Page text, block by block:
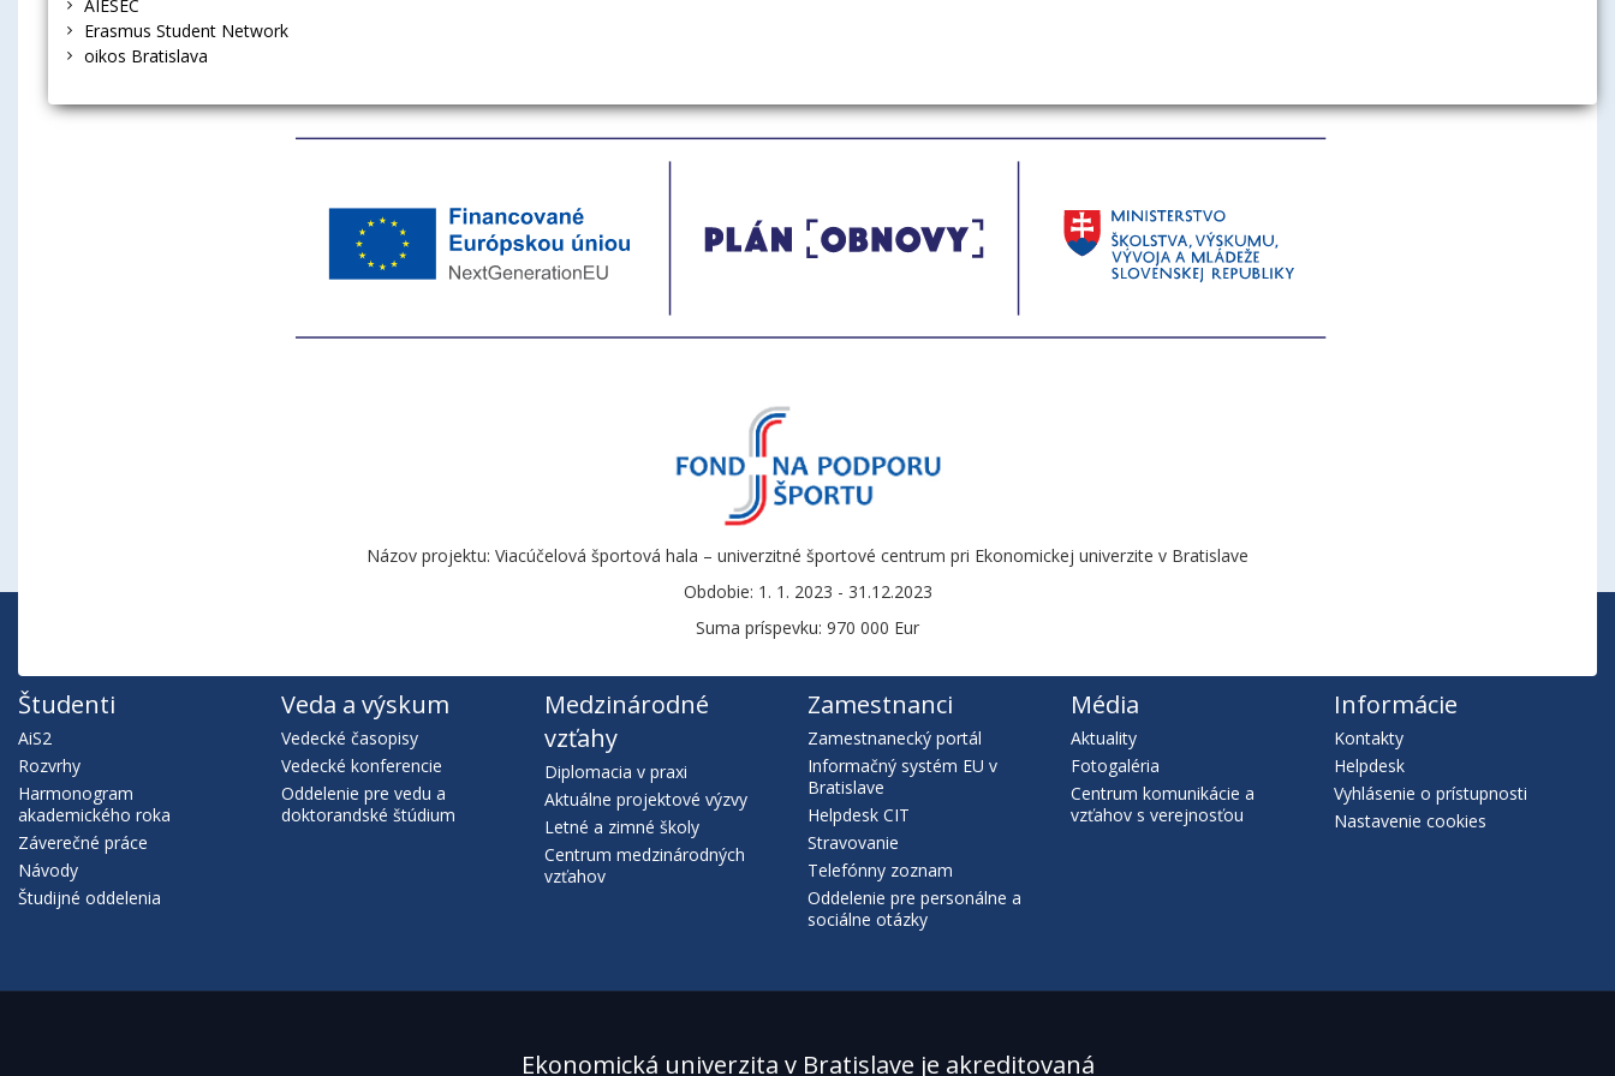
AIESEC
Erasmus Student Network
oikos Bratislava
Názov projektu: Viacúčelová športová hala – univerzitné športové centrum pri Ekonomickej univerzite v Bratislave
Obdobie: 1. 1. 2023 - 31.12.2023
Suma príspevku: 970 000 Eur
Študenti
AiS2
Rozvrhy
Harmonogram
akademického roka
Záverečné práce
Návody
Študijné oddelenia
Veda a výskum
Vedecké časopisy
Vedecké konferencie
Oddelenie pre vedu a
doktorandské štúdium
Medzinárodné
vzťahy
Diplomacia v praxi
Aktuálne projektové výzvy
Letné a zimné školy
Centrum medzinárodných
vzťahov
Zamestnanci
Zamestnanecký portál
Informačný systém EU v
Bratislave
Helpdesk CIT
Stravovanie
Telefónny zoznam
Oddelenie pre personálne a
sociálne otázky
Média
Aktuality
Fotogaléria
Centrum komunikácie a
vzťahov s verejnosťou
Informácie
Kontakty
Helpdesk
Vyhlásenie o prístupnosti
Nastavenie cookies
Ekonomická univerzita v Bratislave je akreditovaná